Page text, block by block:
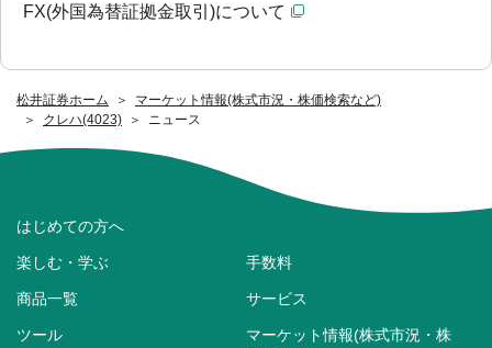
松井証券ホーム
マーケット情報(株式市況・株価検索など)
クレハ(4023)
ニュース
FX(外国為替証拠金取引)について
はじめての方へ
楽しむ・学ぶ 手数料
商品一覧 サービス
ツール
マーケット情報(株式市況・株